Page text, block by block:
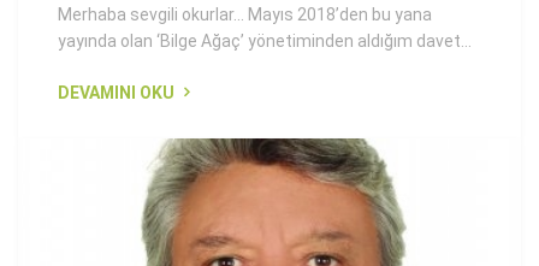
Merhaba sevgili okurlar... Mayıs 2018’den bu yana
yayında olan ‘Bilge Ağaç’ yönetiminden aldığım davet...
DEVAMINI OKU